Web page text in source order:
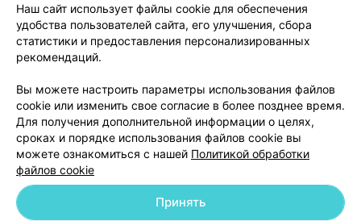
Отзыв. Салон прекрасный.девушка администратор
просто чудо,но как же меня ужасно постригла
общительная мастер Ирина,дома муж ровнял.Больше
не пойду,обиделась я на Ваш салон...
Добавить компанию
Наш сайт использует файлы cookie для обеспечения
удобства пользователей сайта, его улучшения, сбора
статистики и предоставления персонализированных
рекомендаций.
Вы можете настроить параметры использования файлов
cookie или изменить свое согласие в более позднее время.
Для получения дополнительной информации о целях,
сроках и порядке использования файлов cookie вы
можете ознакомиться с нашей Политикой обработки
файлов cookie
Принять